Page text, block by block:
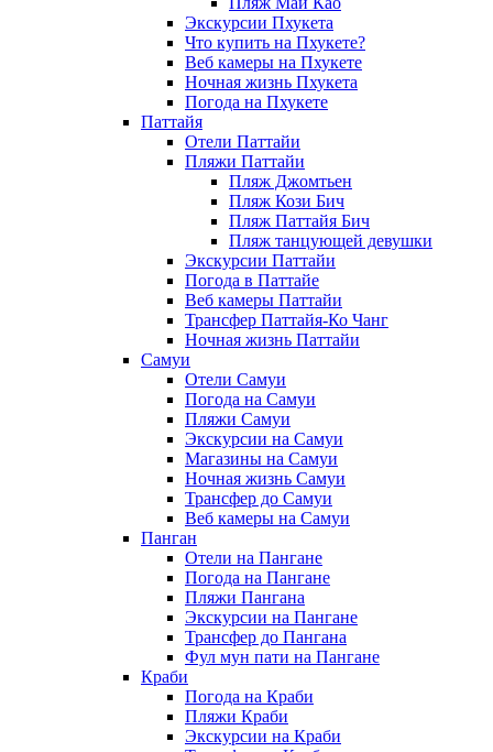
Экскурсии Пхукета
Что купить на Пхукете?
Веб камеры на Пхукете
Ночная жизнь Пхукета
Погода на Пхукете
Паттайя
Отели Паттайи
Пляжи Паттайи
Пляж Джомтьен
Пляж Кози Бич
Пляж Паттайя Бич
Пляж танцующей девушки
Экскурсии Паттайи
Погода в Паттайе
Веб камеры Паттайи
Трансфер Паттайя-Ко Чанг
Ночная жизнь Паттайи
Самуи
Отели Самуи
Погода на Самуи
Пляжи Самуи
Экскурсии на Самуи
Магазины на Самуи
Ночная жизнь Самуи
Трансфер до Самуи
Веб камеры на Самуи
Панган
Отели на Пангане
Погода на Пангане
Пляжи Пангана
Экскурсии на Пангане
Трансфер до Пангана
Фул мун пати на Пангане
Краби
Погода на Краби
Пляжи Краби
Экскурсии на Краби